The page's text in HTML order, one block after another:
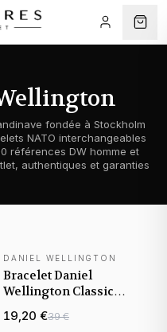
fondée à Stockholm
NATO interchangeables
références DW homme et
authentiques et garanties
DANIEL WELLINGTON
Bracelet Daniel
Wellington Classic
Sheffield en cuir
véritable
19,20 €39 €